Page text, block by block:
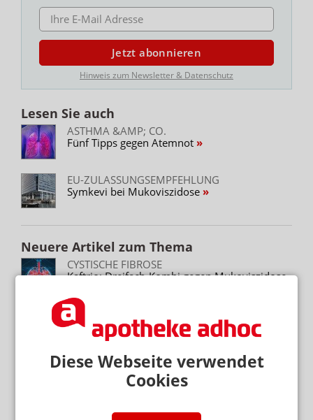
Diese Webseite verwendet
Cookies
E-MAIL ADRESSE
Jetzt abonnieren
Hinweis zum Newsletter & Datenschutz
Lesen Sie auch
ASTHMA &AMP; CO.
Fünf Tipps gegen Atemnot
EU-ZULASSUNGSEMPFEHLUNG
Symkevi bei Mukoviszidose
Neuere Artikel zum Thema
CYSTISCHE FIBROSE
Kaftrio: Dreifach-Kombi gegen Mukoviszidose
BERATUNG ZU ABNEHMMITTELN
Preis: Semaglutid nur aus der Apotheke